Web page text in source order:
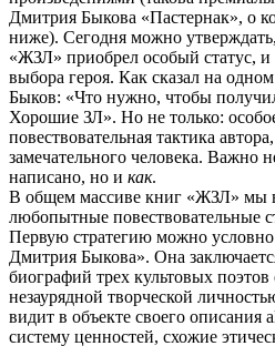
Дмитрия Быкова «Пастернак», о
ниже). Сегодня можно
«ЖЗЛ» приобрел особый статус, и
выбора героя. Как сказал на
Быков: «Что нужно, чтобы
Хорошие ЗЛ». Но не только:
повествовательная тактика
замечательного человека. Важно
написано, но и как.
В общем массиве книг «ЖЗЛ» мы
любопытные повествовательные
Первую стратегию можно условно
Дмитрия Быкова». Она
биографий трех культовых поэтов
незаурядной творческой
видит в объекте своего описания
систему ценностей, схожие